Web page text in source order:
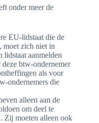
onder meer de
EU-lidstaat die de
moet zich niet in
lidstaat aanmelden
btw-ondernemer
als voor
ondernemers die
alleen aan de
om deel te
Zij moeten alleen ook